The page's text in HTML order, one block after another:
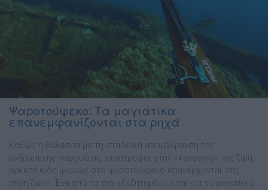
Ψαροτούφεκο: Τα μαγιάτικα
επανεμφανίζονται στα ρηχά
Καθώς η θάλασσα με τη σταδιακή απομάκρυνση της
ανθρώπινης παρουσίας, επιστρέφει στην «κανονική» της ζωή,
αρκετά είδη ψαριών στο ψαροτούφεκο επανέρχονται στη
ρηχή ζώνη. Ένα από τα πιο εξεζητημένα είναι και το μαγιάτικο.